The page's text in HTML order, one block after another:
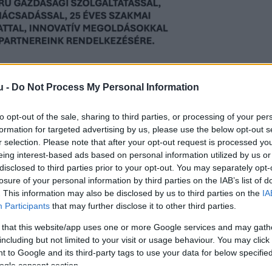
- Do Not Process My Personal Information
opt-out of the sale, sharing to third parties, or processing of your
for targeted advertising by us, please use the below opt-out
selection. Please note that after your opt-out request is processed
interest-based ads based on personal information utilized by us
to third parties prior to your opt-out. You may separately
of your personal information by third parties on the IAB’s list of
This information may also be disclosed by us to third parties on the
Participants that may further disclose it to other third parties.
that this website/app uses one or more Google services and may
but not limited to your visit or usage behaviour. You may
to Google and its third-party tags to use your data for below
consent section.
a rajongókat, miután egy romantikus
egy Instagram-sztoriban osztott meg egy
tette, hogy közelebb kerültek
is szó esett. Kiara Lord tavaly nyáron nyíltan
és úgy érzi, erős a kémia közöttük. Akkor
ismerkedést, és nehezen szervez közös